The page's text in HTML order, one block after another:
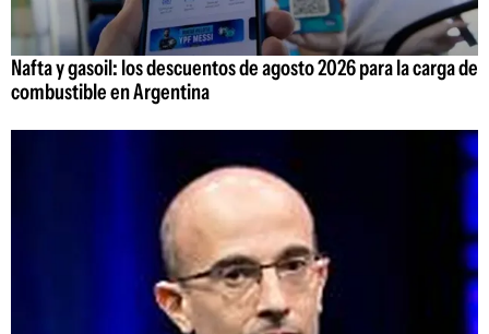
Nafta y gasoil: los descuentos de agosto 2026 para la carga de
combustible en Argentina